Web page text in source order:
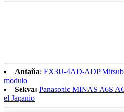
Antaŭa: FX3U-4AD-ADP
modulo
Sekva: Panasonic MINAS A6S
el Japanio